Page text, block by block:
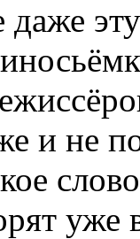
и не
уже